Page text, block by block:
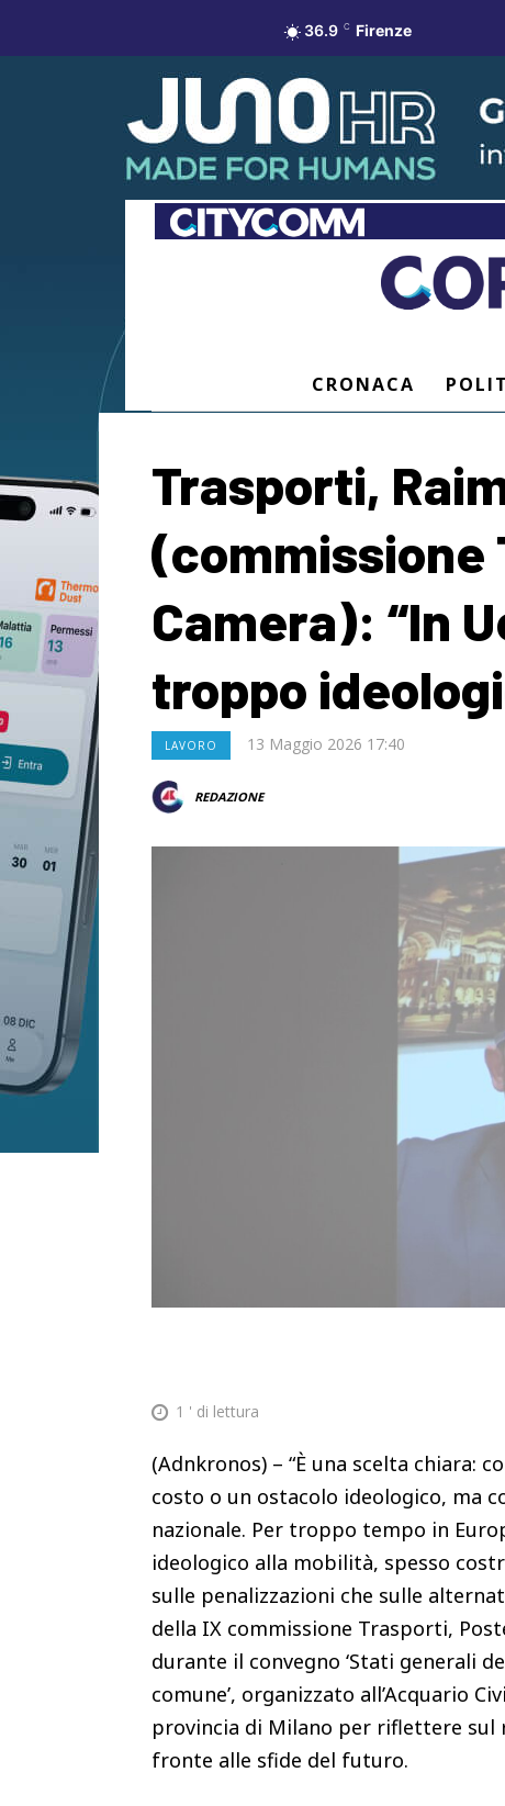
36.9 C Firenze
CRONACA
Trasporti,
(commissione
Camera): “In
troppo
LAVORO 13 Maggio 2026 17:40
REDAZIONE
1 ' di lettura
(Adnkronos) – “È una scelta
costo o un ostacolo ideologico, ma
nazionale. Per troppo tempo in
ideologico alla mobilità, spesso
sulle penalizzazioni che sulle
della IX commissione Trasporti,
durante il convegno ‘Stati generali
comune’, organizzato all’Acquario
provincia di Milano per riflettere sul
fronte alle sfide del futuro.